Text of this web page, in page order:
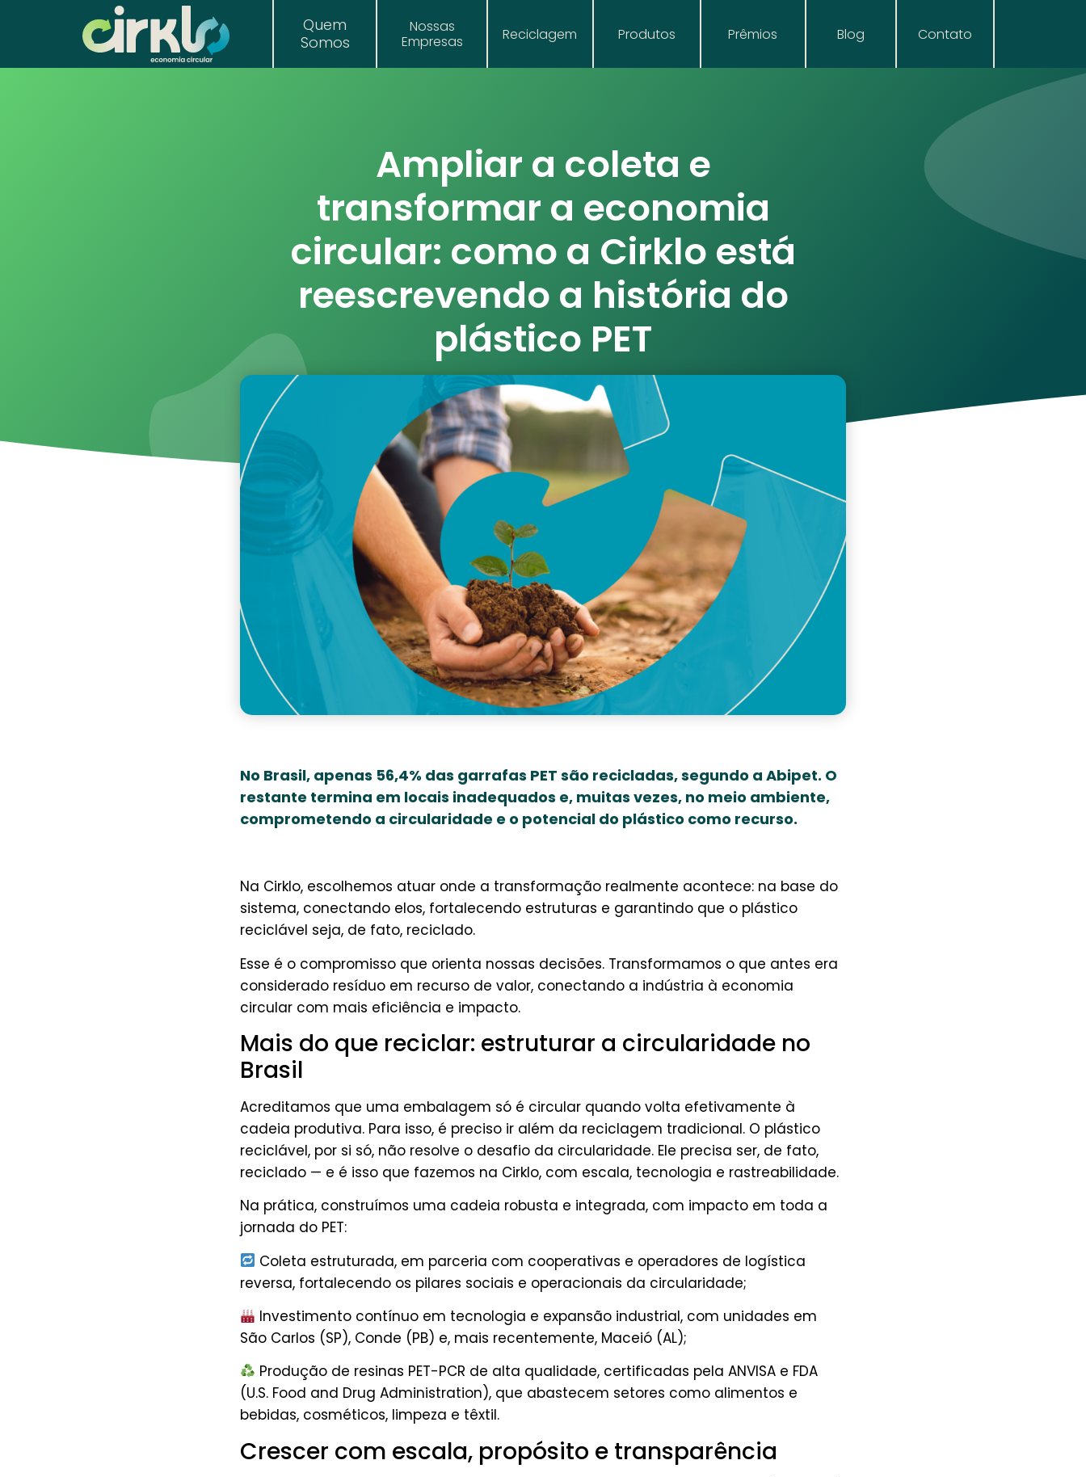
Quem
Somos
Nossas
Empresas
Reciclagem Produtos Prêmios Blog Contato
Ampliar a coleta e
transformar a economia
circular: como a Cirklo está
reescrevendo a história do
plástico PET
19 de janeiro de 2026
No Brasil, apenas 56,4% das garrafas PET são recicladas, segundo a Abipet. O
restante termina em locais inadequados e, muitas vezes, no meio ambiente,
comprometendo a circularidade e o potencial do plástico como recurso.
Na Cirklo, escolhemos atuar onde a transformação realmente acontece: na base do
sistema, conectando elos, fortalecendo estruturas e garantindo que o plástico
reciclável seja, de fato, reciclado.
Esse é o compromisso que orienta nossas decisões. Transformamos o que antes era
considerado resíduo em recurso de valor, conectando a indústria à economia
circular com mais eficiência e impacto.
Mais do que reciclar: estruturar a circularidade no
Brasil
Acreditamos que uma embalagem só é circular quando volta efetivamente à
cadeia produtiva. Para isso, é preciso ir além da reciclagem tradicional. O plástico
reciclável, por si só, não resolve o desafio da circularidade. Ele precisa ser, de fato,
reciclado — e é isso que fazemos na Cirklo, com escala, tecnologia e rastreabilidade.
Na prática, construímos uma cadeia robusta e integrada, com impacto em toda a
jornada do PET:
Coleta estruturada, em parceria com cooperativas e operadores de logística
reversa, fortalecendo os pilares sociais e operacionais da circularidade;
Investimento contínuo em tecnologia e expansão industrial, com unidades em
São Carlos (SP), Conde (PB) e, mais recentemente, Maceió (AL);
Produção de resinas PET-PCR de alta qualidade, certificadas pela ANVISA e FDA
(U.S. Food and Drug Administration), que abastecem setores como alimentos e
bebidas, cosméticos, limpeza e têxtil.
Crescer com escala, propósito e transparência